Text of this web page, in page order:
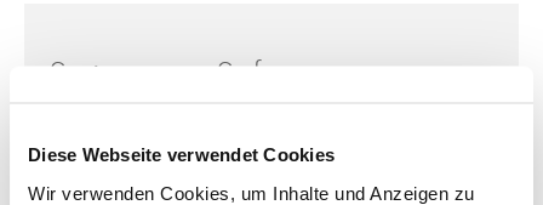
Diese Webseite verwendet Cookies
Wir verwenden Cookies, um Inhalte und Anzeigen zu
Swisscanto Safe
Sie haben eine Hypothek oder einen Firmenkredit? Im
Fall von Tod oder Erwerbsunfähigkeit übernimmt diese